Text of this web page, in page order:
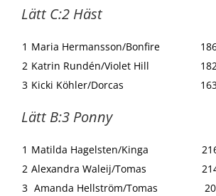
Lätt C:2 Häst
1 Maria Hermansson/Bonfire
2 Katrin Rundén/Violet Hill
3 Kicki Köhler/Dorcas
Lätt B:3 Ponny
1 Matilda Hagelsten/Kinga
2 Alexandra Waleij/Tomas
3 Amanda Hellström/Tomas